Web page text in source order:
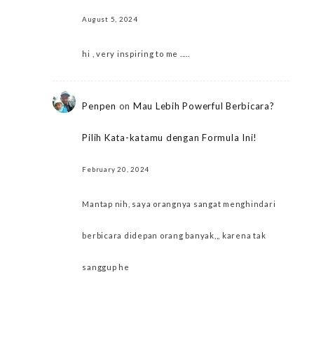
August 5, 2024
hi , very inspiring to me .....
Penpen on Mau Lebih Powerful Berbicara?
Pilih Kata-katamu dengan Formula Ini!
February 20, 2024
Mantap nih, saya orangnya sangat menghindari
berbicara didepan orang banyak,,, karena tak
sanggup he